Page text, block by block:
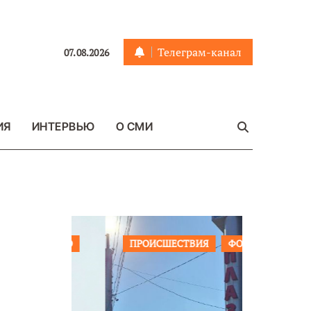
07.08.2026 Телеграм-канал
ИНТЕРВЬЮ О СМИ
ПРОИСШЕСТВИЯ ФОТО